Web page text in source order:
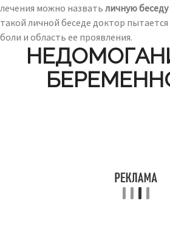
лечения можно назвать личную
такой личной беседе доктор
боли и область ее проявления.